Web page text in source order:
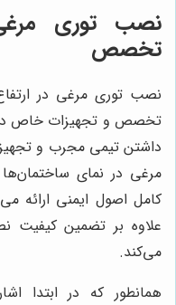
نصب توری
تخصص
نصب توری مرغی در
تخصص و تجهیزات خاص
داشتن تیمی مجرب و
مرغی در نمای
کامل اصول ایمنی ارائه
علاوه بر تضمین کیفیت
می‌کند.
همانطور که در ابتدا